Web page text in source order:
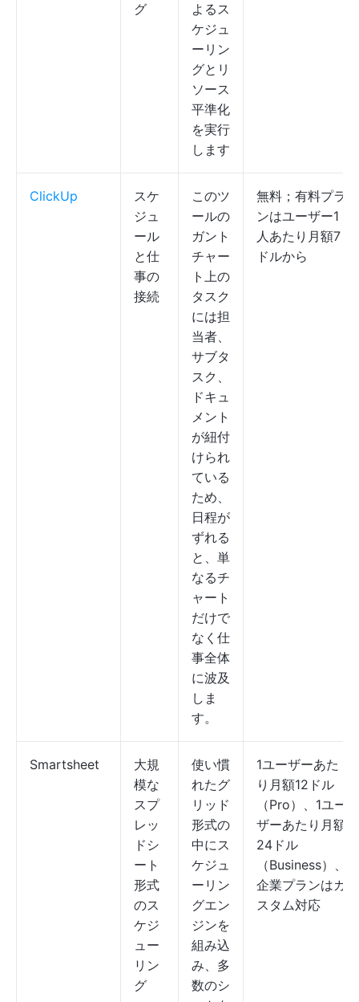
グ
よるス
ケジュ
ーリン
グとリ
ソース
平準化
を実行
します
ClickUp
スケ
ジュ
ール
と仕
事の
接続
このツ
ールの
ガント
チャー
ト上の
タスク
には担
当者、
サブタ
スク、
ドキュ
メント
が紐付
けられ
ている
ため、
日程が
ずれる
と、単
なるチ
ャート
だけで
なく仕
事全体
に波及
しま
す。
無料；有料プラ
ンはユーザー1
人あたり月額7
ドルから
Smartsheet
大規
模な
スプ
レッ
ドシ
ート
形式
のス
ケジ
ュー
リン
グ
使い慣
れたグ
リッド
形式の
中にス
ケジュ
ーリン
グエン
ジンを
組み込
み、多
数のシ
1ユーザーあた
り月額12ドル
（Pro）、1ユー
ザーあたり月額
24ドル
（Business）、
企業プランはカ
スタム対応